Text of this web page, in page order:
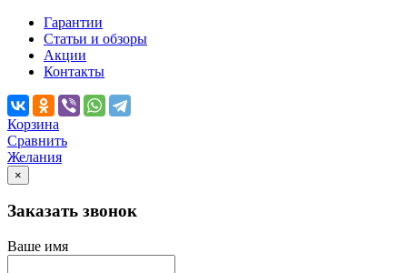
Гарантии
Статьи и обзоры
Акции
Контакты
Корзина
Сравнить
Желания
×
Заказать звонок
Ваше имя